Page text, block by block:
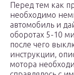
Перед тем как
необходимо
автомобиль и
оборотах 5-10
после чего
инструкции,
мотора